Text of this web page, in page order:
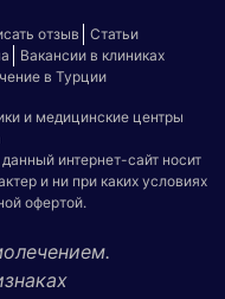
отзыв
Статьи
Вакансии в клиниках
в Турции
и медицинские центры
интернет-сайт носит
и ни при каких условиях
офертой.